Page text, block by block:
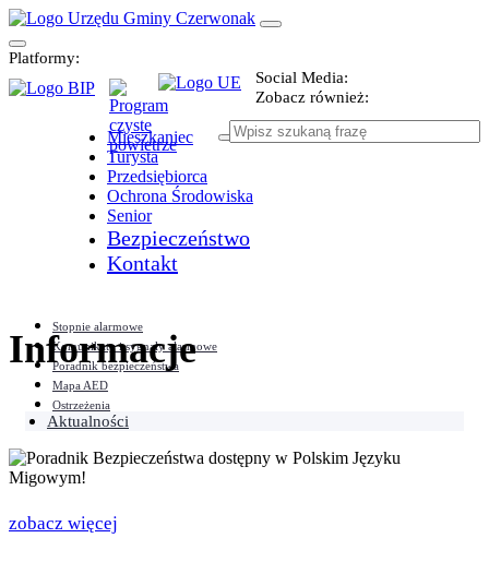
Platformy:
Social Media:
Zobacz również:
Mieszkaniec
Turysta
Przedsiębiorca
Ochrona Środowiska
Senior
Bezpieczeństwo
Kontakt
Stopnie alarmowe
Komunikaty i sygnały alarmowe
Poradnik bezpieczeństwa
Mapa AED
Ostrzeżenia
Informacje
Aktualności
zobacz więcej